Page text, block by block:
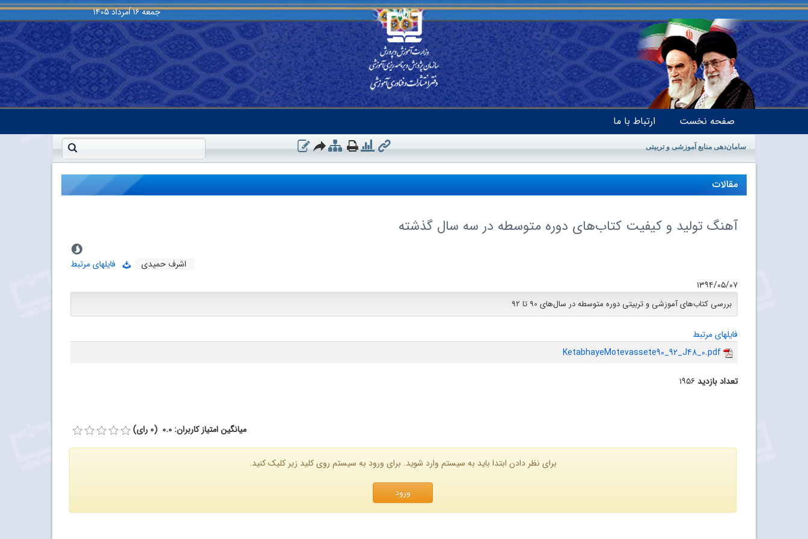
جمعه۱۶ اَمرداد ۱۴۰۵
صفحه نخست ارتباط با ما
سامان‌دهی منابع آموزشی و تربیتی
مقالات
آهنگ تولید و کیفیت کتاب‌های دوره متوسطه در سه سال گذشته
اشرف حمیدی
فایلهای مرتبط
۱۳۹۴/۰۵/۰۷
بررسی کتاب‌های آموزشی و تربیتی دوره متوسطه در سال‌های 90 تا 92
فایلهای مرتبط
KetabhayeMotevassete90_92_J48_0.pdf
تعداد بازدید۱۹۵۶
میانگین امتیاز کاربران: 0.0 (0 رای)
برای نظر دادن ابتدا باید به سیستم وارد شوید. برای ورود به سیستم روی کلید زیر کلیک کنید.
ورود